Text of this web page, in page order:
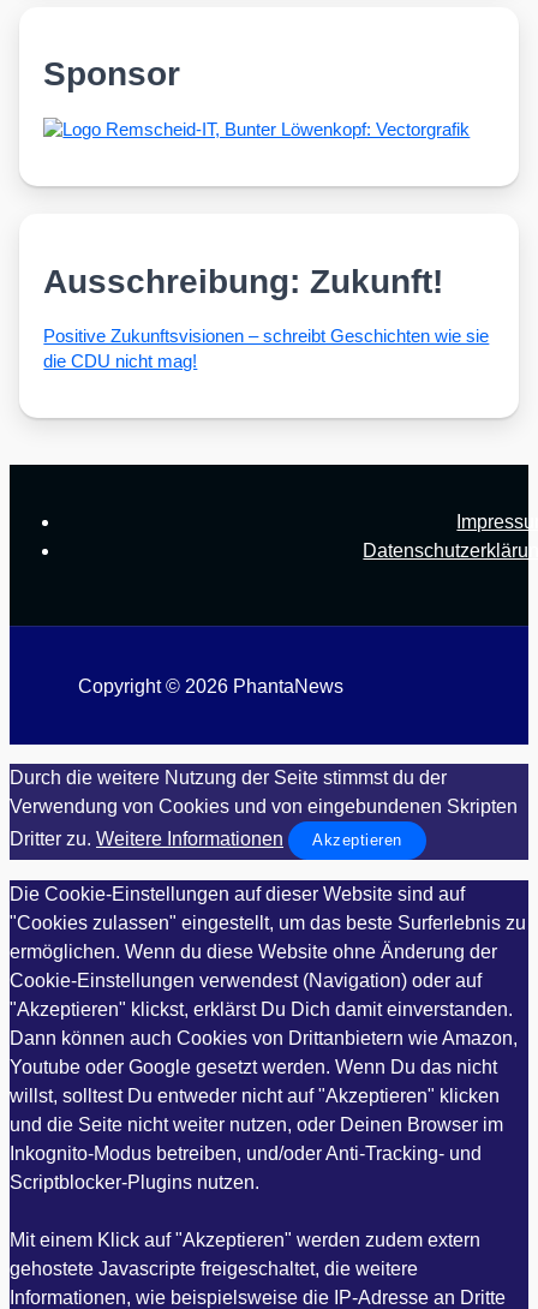
Sponsor
Ausschreibung: Zukunft!
Posi­ti­ve Zukunfts­vi­sio­nen – schreibt Geschich­ten wie sie
die CDU nicht mag!
Copyright © 2026 PhantaNews
Durch die weitere Nutzung der Seite stimmst du der
Verwendung von Cookies und von eingebundenen Skripten
Dritter zu. Weitere Informationen Akzeptieren
Die Cookie-Einstellungen auf dieser Website sind auf
"Cookies zulassen" eingestellt, um das beste Surferlebnis zu
ermöglichen. Wenn du diese Website ohne Änderung der
Cookie-Einstellungen verwendest (Navigation) oder auf
"Akzeptieren" klickst, erklärst Du Dich damit einverstanden.
Dann können auch Cookies von Drittanbietern wie Amazon,
Youtube oder Google gesetzt werden. Wenn Du das nicht
willst, solltest Du entweder nicht auf "Akzeptieren" klicken
und die Seite nicht weiter nutzen, oder Deinen Browser im
Inkognito-Modus betreiben, und/oder Anti-Tracking- und
Scriptblocker-Plugins nutzen.
Mit einem Klick auf "Akzeptieren" werden zudem extern
gehostete Javascripte freigeschaltet, die weitere
Informationen, wie beispielsweise die IP-Adresse an Dritte